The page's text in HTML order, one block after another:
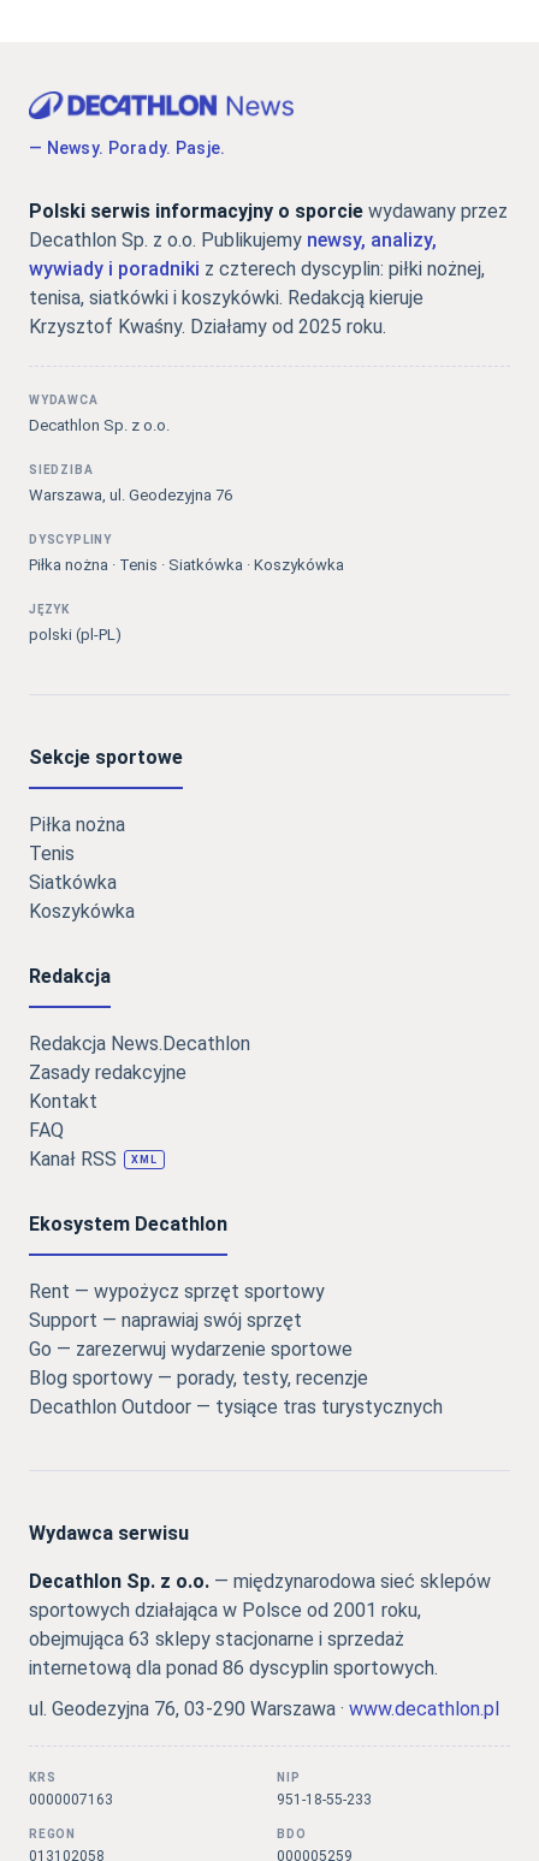
— Newsy. Porady. Pasje.
Polski serwis informacyjny o sporcie wydawany przez
Decathlon Sp. z o.o. Publikujemy newsy, analizy,
wywiady i poradniki z czterech dyscyplin: piłki nożnej,
tenisa, siatkówki i koszykówki. Redakcją kieruje
Krzysztof Kwaśny. Działamy od 2025 roku.
WYDAWCA
Decathlon Sp. z o.o.
SIEDZIBA
Warszawa, ul. Geodezyjna 76
DYSCYPLINY
Piłka nożna · Tenis · Siatkówka · Koszykówka
JĘZYK
polski (pl-PL)
Sekcje sportowe
Piłka nożna
Tenis
Siatkówka
Koszykówka
Redakcja
Redakcja News.Decathlon
Zasady redakcyjne
Kontakt
FAQ
Kanał RSS
XML
Ekosystem Decathlon
Rent — wypożycz sprzęt sportowy
Support — naprawiaj swój sprzęt
Go — zarezerwuj wydarzenie sportowe
Blog sportowy — porady, testy, recenzje
Decathlon Outdoor — tysiące tras turystycznych
Wydawca serwisu
Decathlon Sp. z o.o. — międzynarodowa sieć sklepów
sportowych działająca w Polsce od 2001 roku,
obejmująca 63 sklepy stacjonarne i sprzedaż
internetową dla ponad 86 dyscyplin sportowych.
ul. Geodezyjna 76, 03-290 Warszawa · www.decathlon.pl
KRS
0000007163
NIP
951-18-55-233
REGON
013102058
BDO
000005259